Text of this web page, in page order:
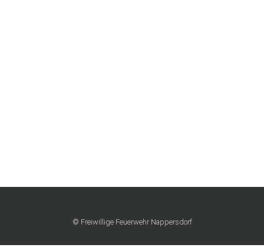
© Freiwillige Feuerwehr Nappersdorf